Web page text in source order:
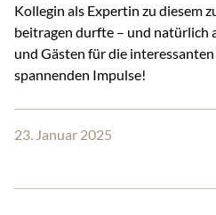
Kollegin als Expertin zu diesem
beitragen durfte – und natürlich
und Gästen für die
spannenden Impulse!
23. Januar 2025